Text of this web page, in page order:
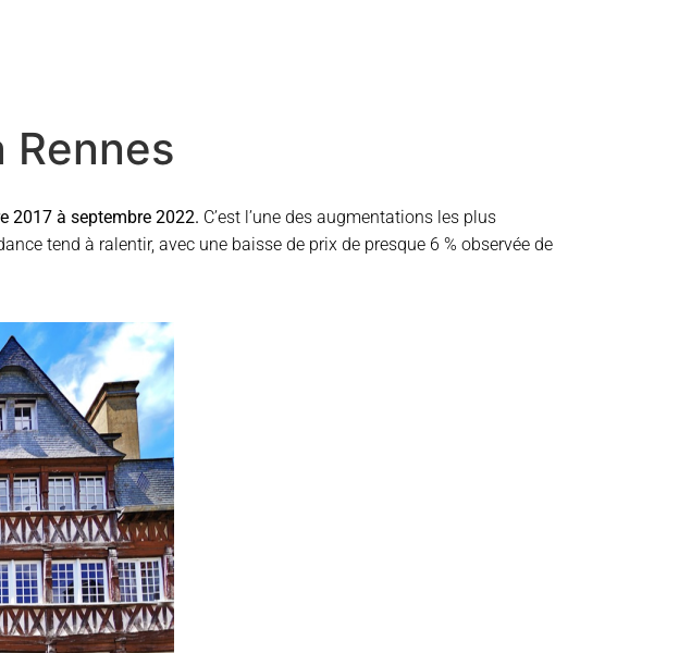
Rennes
2017 à septembre 2022. C’est l’une des augmentations les plus
tend à ralentir, avec une baisse de prix de presque 6 % observée de